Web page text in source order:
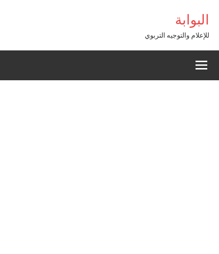
contenu
البوابة
للإعلام والتوجيه التربوي